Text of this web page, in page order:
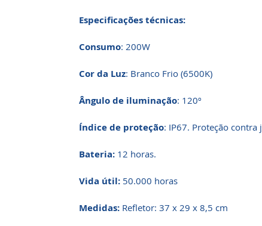
Especificações técnicas:
Consumo: 200W
Cor da Luz: Branco Frio (6500K)
Ângulo de iluminação: 120º
Índice de proteção: IP67. Proteção contra
Bateria: 12 horas.
Vida útil: 50.000 horas
Medidas: Refletor: 37 x 29 x 8,5 cm